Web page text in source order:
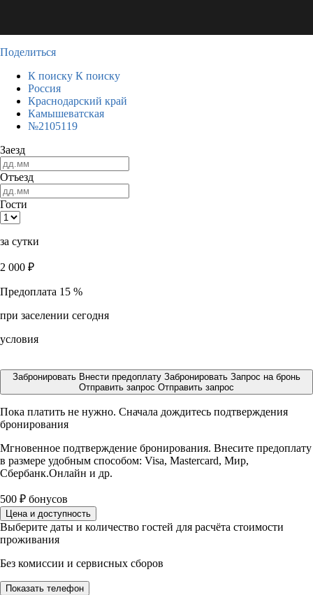
Поделиться
К поиску К поиску
Россия
Краснодарский край
Камышеватская
№2105119
Заезд
Отъезд
Гости
за сутки
2 000 ₽
Предоплата 15 %
при заселении сегодня
условия
Забронировать Внести предоплату Забронировать Запрос на бронь
Отправить запрос Отправить запрос
Пока платить не нужно. Сначала дождитесь подтверждения
бронирования
Мгновенное подтверждение бронирования. Внесите предоплату
в размере удобным способом: Visa, Mastercard, Мир,
Сбербанк.Онлайн и др.
500 ₽ бонусов
Цена и доступность
Выберите даты и количество гостей для расчёта стоимости
проживания
Без комиссии и сервисных сборов
Показать телефон